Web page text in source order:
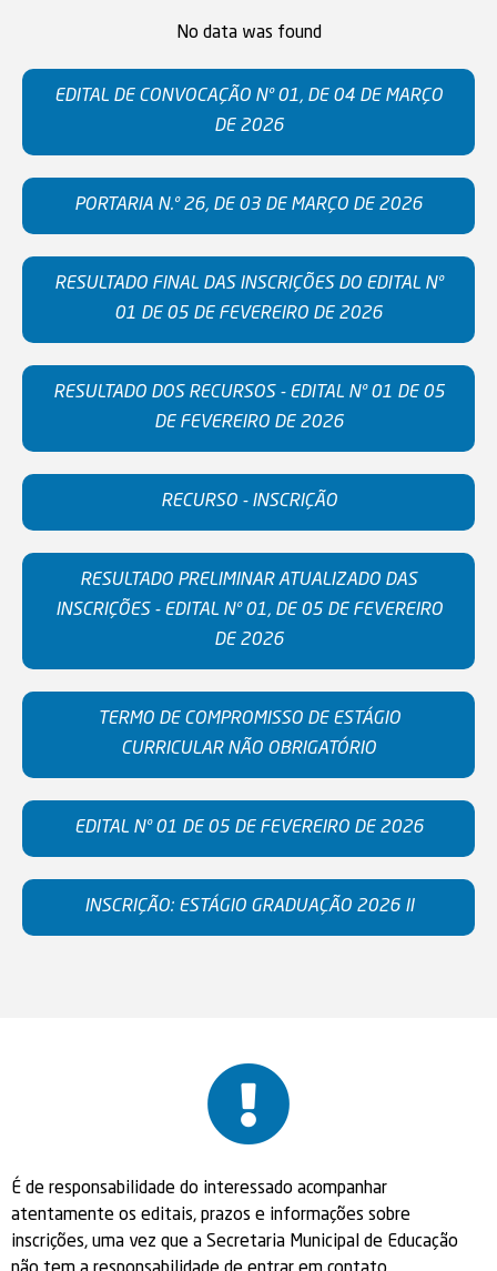
No data was found
EDITAL DE CONVOCAÇÃO Nº 01, DE 04 DE MARÇO
DE 2026
PORTARIA N.º 26, DE 03 DE MARÇO DE 2026
RESULTADO FINAL DAS INSCRIÇÕES DO EDITAL Nº
01 DE 05 DE FEVEREIRO DE 2026
RESULTADO DOS RECURSOS - EDITAL Nº 01 DE 05
DE FEVEREIRO DE 2026
RECURSO - INSCRIÇÃO
RESULTADO PRELIMINAR ATUALIZADO DAS
INSCRIÇÕES - EDITAL Nº 01, DE 05 DE FEVEREIRO
DE 2026
TERMO DE COMPROMISSO DE ESTÁGIO
CURRICULAR NÃO OBRIGATÓRIO
EDITAL Nº 01 DE 05 DE FEVEREIRO DE 2026
INSCRIÇÃO: ESTÁGIO GRADUAÇÃO 2026 II
É de responsabilidade do interessado acompanhar
atentamente os editais, prazos e informações sobre
inscrições, uma vez que a Secretaria Municipal de Educação